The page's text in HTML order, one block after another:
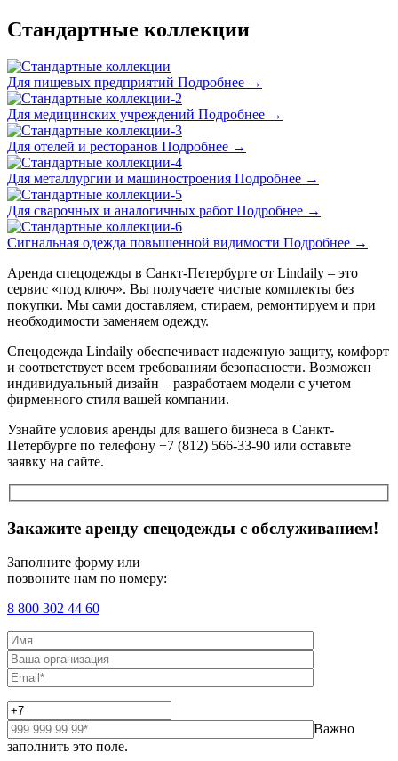
Стандартные коллекции
Для пищевых предприятий Подробнее →
Для медицинских учреждений Подробнее →
Для отелей и ресторанов Подробнее →
Для металлургии и машиностроения Подробнее →
Для сварочных и аналогичных работ Подробнее →
Сигнальная одежда повышенной видимости Подробнее →
Аренда спецодежды в Санкт-Петербурге от Lindaily – это
сервис «под ключ». Вы получаете чистые комплекты без
покупки. Мы сами доставляем, стираем, ремонтируем и при
необходимости заменяем одежду.
Спецодежда Lindaily обеспечивает надежную защиту, комфорт
и соответствует всем требованиям безопасности. Возможен
индивидуальный дизайн – разработаем модели с учетом
фирменного стиля вашей компании.
Узнайте условия аренды для вашего бизнеса в Санкт-
Петербурге по телефону +7 (812) 566-33-90 или оставьте
заявку на сайте.
Закажите аренду спецодежды с обслуживанием!
Заполните форму или
позвоните нам по номеру:
8 800 302 44 60
Важно
заполнить это поле.